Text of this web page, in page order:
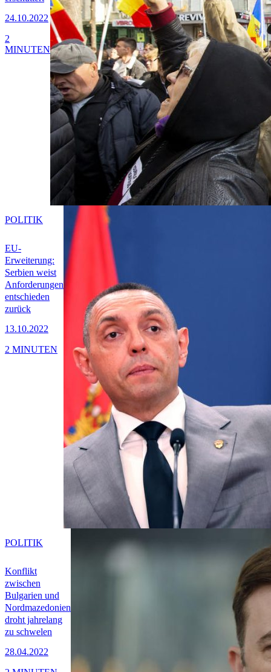
24.10.2022
2
MINUTEN
EU-
Erweiterung:
Serbien weist
Anforderungen
entschieden
zurück
13.10.2022
POLITIK
2 MINUTEN
Konflikt
zwischen
Bulgarien und
Nordmazedonien
droht jahrelang
zu schwelen
28.04.2022
POLITIK